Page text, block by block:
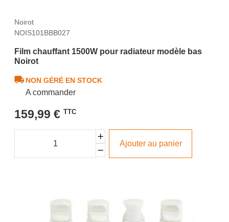
Noirot
NOIS101BBB027
Film chauffant 1500W pour radiateur modèle bas
Noirot
NON GÉRÉ EN STOCK
A commander
159,99 € TTC
Ajouter au panier